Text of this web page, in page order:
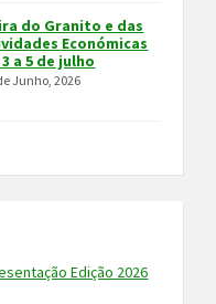
do Granito e das
Económicas
a 5 de julho
Junho, 2026